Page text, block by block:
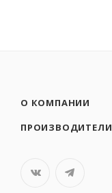
О КОМПАНИИ
ПРОИЗВОДИТЕЛИ